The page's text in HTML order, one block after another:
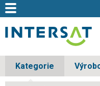
Kategorie